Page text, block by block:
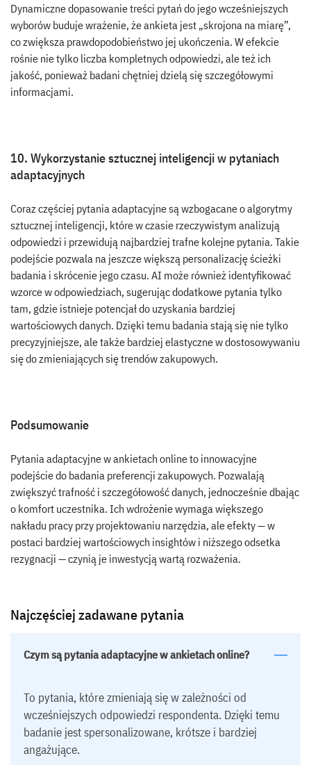
Dynamiczne dopasowanie treści pytań do jego wcześniejszych
wyborów buduje wrażenie, że ankieta jest „skrojona na miarę”,
co zwiększa prawdopodobieństwo jej ukończenia. W efekcie
rośnie nie tylko liczba kompletnych odpowiedzi, ale też ich
jakość, ponieważ badani chętniej dzielą się szczegółowymi
informacjami.
10. Wykorzystanie sztucznej inteligencji w pytaniach
adaptacyjnych
Coraz częściej pytania adaptacyjne są wzbogacane o algorytmy
sztucznej inteligencji, które w czasie rzeczywistym analizują
odpowiedzi i przewidują najbardziej trafne kolejne pytania. Takie
podejście pozwala na jeszcze większą personalizację ścieżki
badania i skrócenie jego czasu. AI może również identyfikować
wzorce w odpowiedziach, sugerując dodatkowe pytania tylko
tam, gdzie istnieje potencjał do uzyskania bardziej
wartościowych danych. Dzięki temu badania stają się nie tylko
precyzyjniejsze, ale także bardziej elastyczne w dostosowywaniu
się do zmieniających się trendów zakupowych.
Podsumowanie
Pytania adaptacyjne w ankietach online to innowacyjne
podejście do badania preferencji zakupowych. Pozwalają
zwiększyć trafność i szczegółowość danych, jednocześnie dbając
o komfort uczestnika. Ich wdrożenie wymaga większego
nakładu pracy przy projektowaniu narzędzia, ale efekty — w
postaci bardziej wartościowych insightów i niższego odsetka
rezygnacji — czynią je inwestycją wartą rozważenia.
Najczęściej zadawane pytania
Czym są pytania adaptacyjne w ankietach online?
To pytania, które zmieniają się w zależności od
wcześniejszych odpowiedzi respondenta. Dzięki temu
badanie jest spersonalizowane, krótsze i bardziej
angażujące.